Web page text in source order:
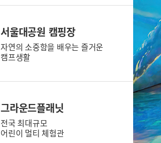
서울대공원 캠핑장
자연의 소중함을 배우는 즐거운
캠프생활
그라운드플래닛
전국 최대규모
어린이 멀티 체험관